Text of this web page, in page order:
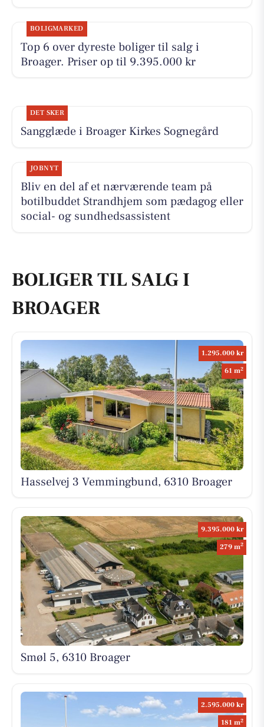
BOLIGMARKED
Top 6 over dyreste boliger til salg i
Broager. Priser op til 9.395.000 kr
DET SKER
Sangglæde i Broager Kirkes Sognegård
JOBNYT
Bliv en del af et nærværende team på
botilbuddet Strandhjem som pædagog eller
social- og sundhedsassistent
BOLIGER TIL SALG I
BROAGER
1.295.000 kr
61 m2
Hasselvej 3 Vemmingbund, 6310 Broager
9.395.000 kr
279 m2
Smøl 5, 6310 Broager
2.595.000 kr
181 m2